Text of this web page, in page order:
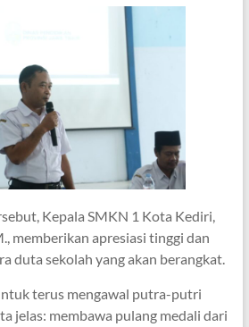
Kepala SMKN 1 Kota Kediri,
memberikan apresiasi tinggi dan
duta sekolah yang akan berangkat.
terus mengawal putra-putri
jelas: membawa pulang medali dari